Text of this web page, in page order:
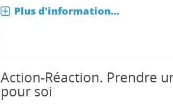
Plus d'information...
Action-Réaction. Prendre
pour soi